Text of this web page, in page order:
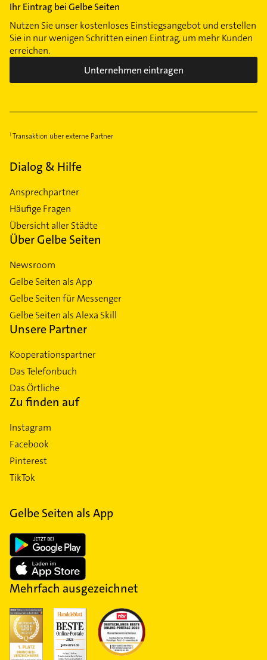
Ihr Eintrag bei Gelbe Seiten
Nutzen Sie unser kostenloses Einstiegsangebot und erstellen
Sie in nur wenigen Schritten einen Eintrag, um mehr Kunden
erreichen.
Unternehmen eintragen
Transaktion über externe Partner
Dialog & Hilfe
Ansprechpartner
Häufige Fragen
Übersicht aller Städte
Über Gelbe Seiten
Newsroom
Gelbe Seiten als App
Gelbe Seiten für Messenger
Gelbe Seiten als Alexa Skill
Unsere Partner
Kooperationspartner
Das Telefonbuch
Das Örtliche
Zu finden auf
Instagram
Facebook
Pinterest
TikTok
Gelbe Seiten als App
Mehrfach ausgezeichnet